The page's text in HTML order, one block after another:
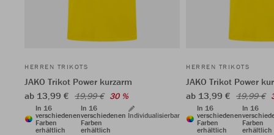
HERREN TRIKOTS
JAKO Trikot Power kurzarm
ab 13,99 € 19,99 € 30 %
In 16
verschiedenen
Farben
erhältlich
In 16
verschiedenen
Farben
erhältlich
Individualisierbar
HERREN TRIKOTS
JAKO Trikot Power
ab 13,99 € 19,99 €
In 16
verschiedenen
Farben
erhältlich
In 16
Farben
erhältlich